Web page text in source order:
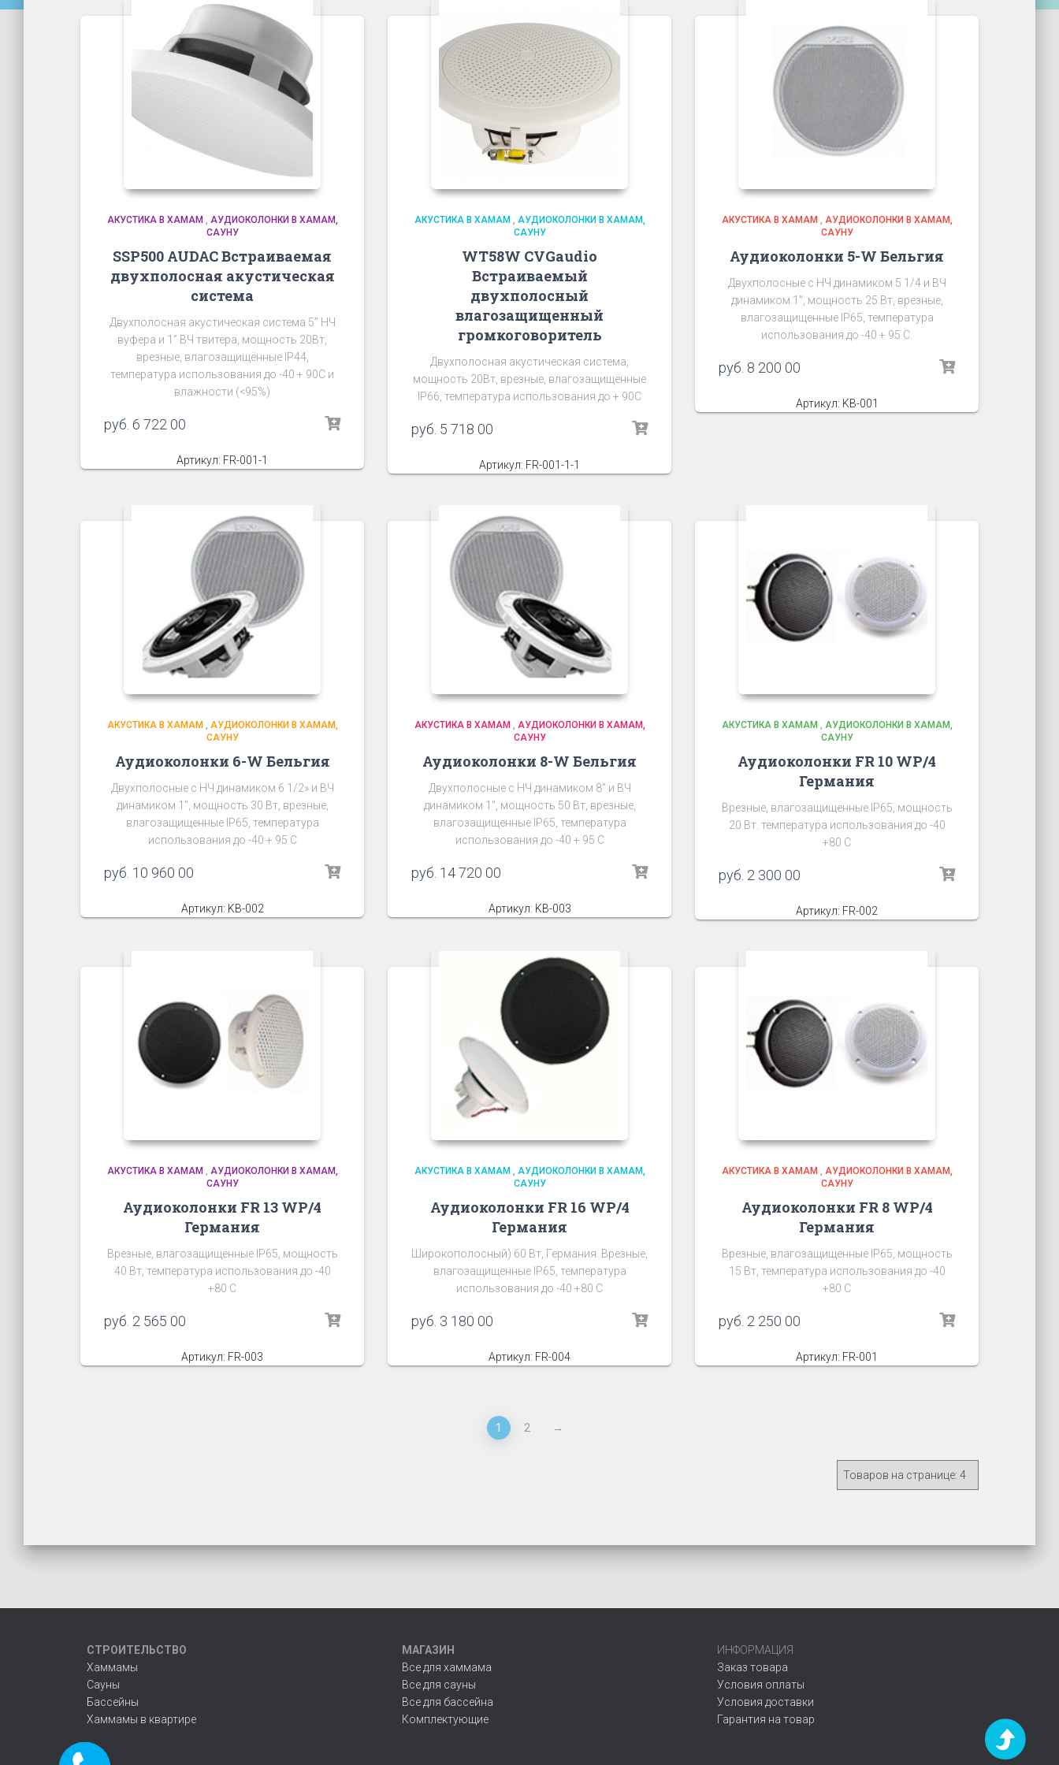
АКУСТИКА В ХАМАМ , АУДИОКОЛОНКИ В ХАМАМ,
САУНУ
SSP500 AUDAC Встраиваемая
двухполосная акустическая
система
Двухполосная акустическая система 5” НЧ
вуфера и 1” ВЧ твитера, мощность 20Вт,
врезные, влагозащищённые IP44,
температура использования до -40 + 90C и
влажности (<95%)
руб. 6 722 00
Артикул: FR-001-1
АКУСТИКА В ХАМАМ , АУДИОКОЛОНКИ В ХАМАМ,
САУНУ
WT58W CVGaudio
Встраиваемый
двухполосный
влагозащищенный
громкоговоритель
Двухполосная акустическая система,
мощность 20Вт, врезные, влагозащищённые
IP66, температура использования до + 90C
руб. 5 718 00
Артикул: FR-001-1-1
АКУСТИКА В ХАМАМ , АУДИОКОЛОНКИ В ХАМАМ,
САУНУ
Аудиоколонки 5-W Бельгия
Двухполосные с НЧ динамиком 5 1/4 и ВЧ
динамиком 1″, мощность 25 Вт, врезные,
влагозащищенные IP65, температура
использования до -40 + 95 C.
руб. 8 200 00
Артикул: KB-001
АКУСТИКА В ХАМАМ , АУДИОКОЛОНКИ В ХАМАМ,
САУНУ
Аудиоколонки 6-W Бельгия
Двухполосные с НЧ динамиком 6 1/2» и ВЧ
динамиком 1″, мощность 30 Вт, врезные,
влагозащищенные IP65, температура
использования до -40 + 95 C
руб. 10 960 00
Артикул: KB-002
АКУСТИКА В ХАМАМ , АУДИОКОЛОНКИ В ХАМАМ,
САУНУ
Аудиоколонки 8-W Бельгия
Двухполосные с НЧ динамиком 8″ и ВЧ
динамиком 1″, мощность 50 Вт, врезные,
влагозащищенные IP65, температура
использования до -40 + 95 C
руб. 14 720 00
Артикул: KB-003
АКУСТИКА В ХАМАМ , АУДИОКОЛОНКИ В ХАМАМ,
САУНУ
Аудиоколонки FR 10 WP/4
Германия
Врезные, влагозащищенные IP65, мощность
20 Вт. температура использования до -40
+80 C
руб. 2 300 00
Артикул: FR-002
АКУСТИКА В ХАМАМ , АУДИОКОЛОНКИ В ХАМАМ,
САУНУ
Аудиоколонки FR 13 WP/4
Германия
Врезные, влагозащищенные IP65, мощность
40 Вт, температура использования до -40
+80 C
руб. 2 565 00
Артикул: FR-003
АКУСТИКА В ХАМАМ , АУДИОКОЛОНКИ В ХАМАМ,
САУНУ
Аудиоколонки FR 16 WP/4
Германия
Широкополосный) 60 Вт, Германия. Врезные,
влагозащищенные IP65, температура
использования до -40 +80 С
руб. 3 180 00
Артикул: FR-004
АКУСТИКА В ХАМАМ , АУДИОКОЛОНКИ В ХАМАМ,
САУНУ
Аудиоколонки FR 8 WP/4
Германия
Врезные, влагозащищенные IP65, мощность
15 Вт, температура использования до -40
+80 C
руб. 2 250 00
Артикул: FR-001
1 2 →
СТРОИТЕЛЬСТВО
Хаммамы
Сауны
Бассейны
Хаммамы в квартире
МАГАЗИН
Все для хаммама
Все для сауны
Все для бассейна
Комплектующие
ИНФОРМАЦИЯ
Заказ товара
Условия оплаты
Условия доставки
Гарантия на товар
Заказать